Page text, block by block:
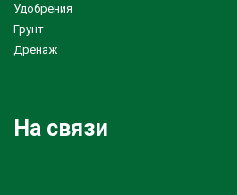
Удобрения
Грунт
Дренаж
На связи